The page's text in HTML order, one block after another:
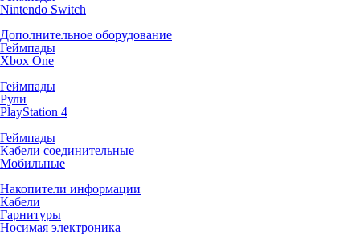
Nintendo Switch
Дополнительное оборудование
Геймпады
Xbox One
Геймпады
Рули
PlayStation 4
Геймпады
Кабели соединительные
Мобильные
Накопители информации
Кабели
Гарнитуры
Носимая электроника